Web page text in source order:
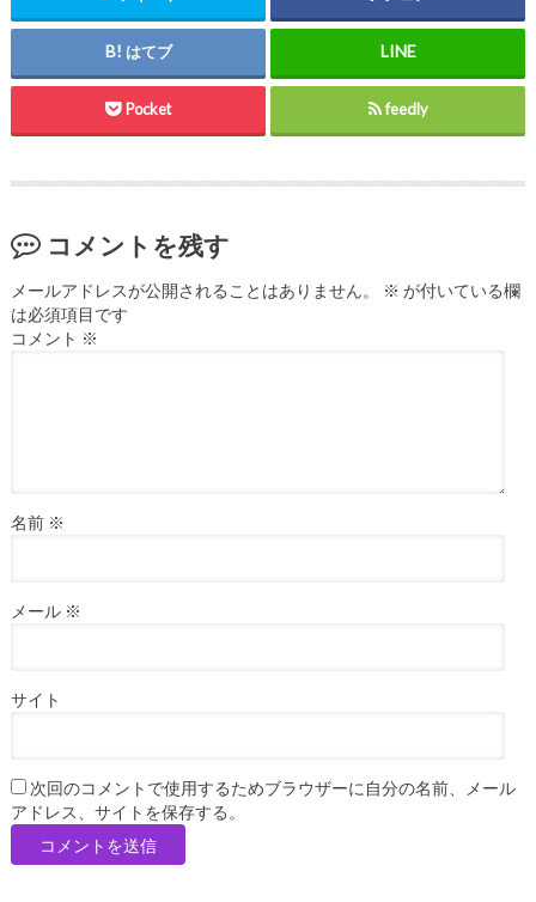
はてブ
Pocket feedly
コメントを残す
メールアドレスが公開されることはありません。 ※ が付いている欄
は必須項目です
コメント ※
名前 ※
メール ※
サイト
次回のコメントで使用するためブラウザーに自分の名前、メール
アドレス、サイトを保存する。